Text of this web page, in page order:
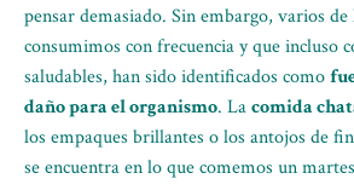
pensar demasiado. Sin embargo, varios
consumimos con frecuencia y que incluso
saludables, han sido identificados como
daño para el organismo. Lacomida
los empaques brillantes o los antojos de
se encuentra en lo que comemos un